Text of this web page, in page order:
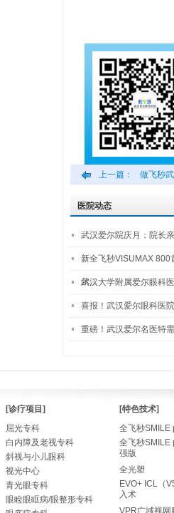
上一篇： 做飞秒
医院动态
武汉爱尔院庆月：院长
新全飞秒VISUMAX 800
尔…
武汉大学附属爱尔眼科
喜报！武汉爱尔眼科医
重磅！武汉爱尔名医特
[诊疗项目]
屈光专科
白内障及老视专科
斜视与小儿眼科
视光中心
青光眼专科
眼睑眼眶病/眼整形专科
[特色技术]
全飞秒SMILE
全飞秒SMILE
强版
全光塑
EVO+ ICL（
入术
VPR广域视网